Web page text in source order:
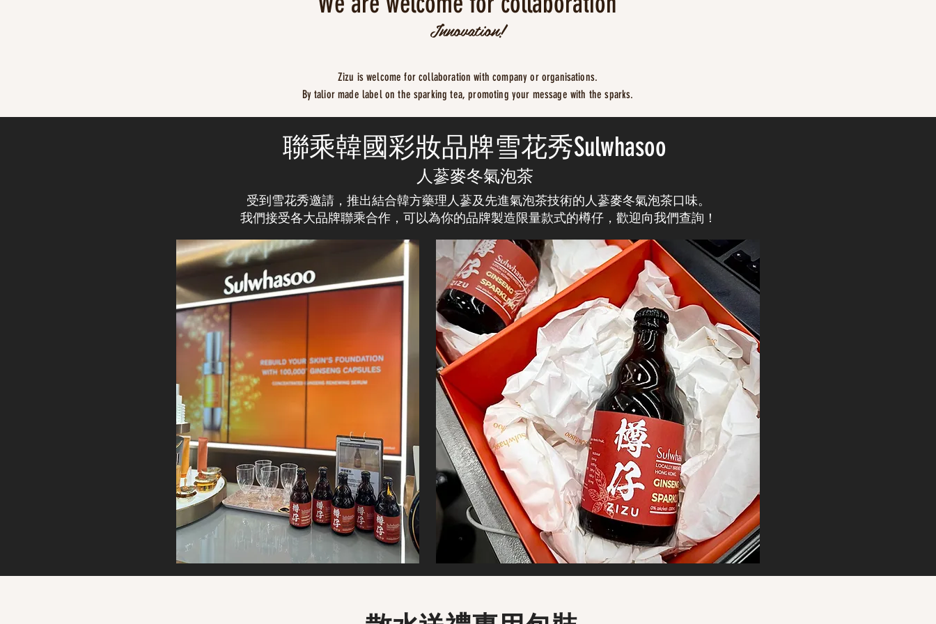
Innovation!
Zizu is welcome for collaboration with company or organisations.
By talior made label on the sparking tea, promoting your message with the sparks.
聯乘韓國彩妝品牌雪花秀Sulwhasoo
人蔘麥冬氣泡茶
受到雪花秀邀請， 推出結合韓方藥理人蔘及先進氣泡茶技術的人蔘麥冬氣泡茶口味。
我們接受各大品牌聯乘合作，可以為你的品牌製造限量款式的樽仔，歡迎向我們查詢！